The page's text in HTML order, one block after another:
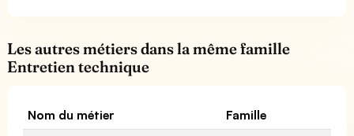
Les autres métiers dans la même famille
Entretien technique
Nom du métier
Famille